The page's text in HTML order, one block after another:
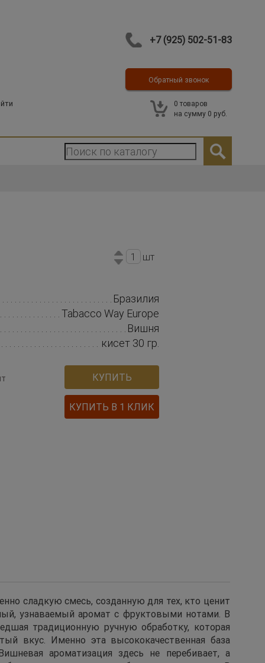
+7 (925) 502-51-83
Контакты
Обратный звонок
0 товаров
на сумму 0 руб.
шт
Бразилия
Tabacco Way Europe
Вишня
кисет 30 гр.
КУПИТЬ
КУПИТЬ В 1 КЛИК
сладкую смесь, созданную для тех, кто ценит
узнаваемый аромат с фруктовыми нотами. В
традиционную ручную обработку, которая
вкус. Именно эта высококачественная база
ароматизация здесь не перебивает, а